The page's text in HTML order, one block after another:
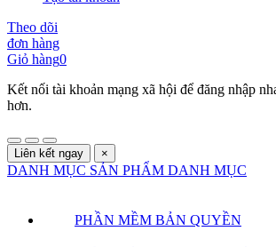
Theo dõi
đơn hàng
Giỏ hàng0
Kết nối tài khoản mạng xã hội để đăng nhập
hơn.
Liên kết ngay ×
DANH MỤC SẢN PHẨM DANH MỤC
PHẦN MỀM BẢN QUYỀN